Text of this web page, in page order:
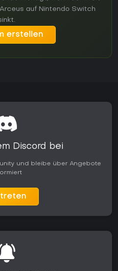
auf Nintendo Switch
erstellen
Discord bei
und bleibe über Angebote